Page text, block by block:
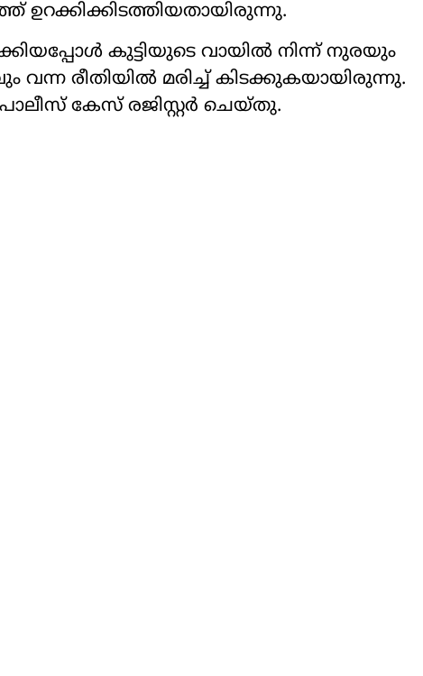
ഉറക്കിക്കിടത്തിയതായിരുന്നു.
കുട്ടിയുടെ വായിൽ നിന്ന് നുരയും
രീതിയിൽ മരിച്ച് കിടക്കുകയായിരുന്നു.
കേസ് രജിസ്റ്റർ ചെയ്തു.